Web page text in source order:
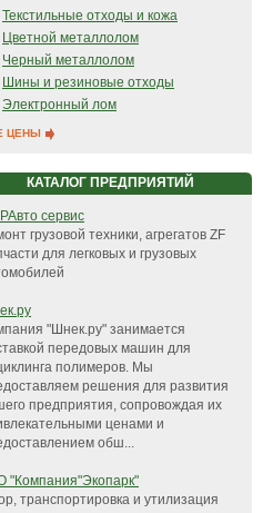
Текстильные отходы и кожа
Цветной металлолом
Черный металлолом
Шины и резиновые отходы
Электронный лом
ЦЕНЫ
КАТАЛОГ ПРЕДПРИЯТИЙ
сервис
грузовой техники, агрегатов ZF
для легковых и грузовых
"Шнек.ру" занимается
передовых машин для
полимеров. Мы
решения для развития
предприятия, сопровождая их
ценами и
обш...
"Компания"Экопарк"
транспортировка и утилизация